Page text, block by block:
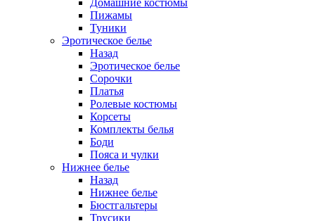
Домашние костюмы
Пижамы
Туники
Эротическое белье
Назад
Эротическое белье
Сорочки
Платья
Ролевые костюмы
Корсеты
Комплекты белья
Боди
Пояса и чулки
Нижнее белье
Назад
Нижнее белье
Бюстгальтеры
Трусики